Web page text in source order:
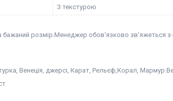
З текстурою
бажаний розмір.Менеджер обов'язково зв'яжеться з
Венеція, джерсі, Карат, Рельєф,Корал,